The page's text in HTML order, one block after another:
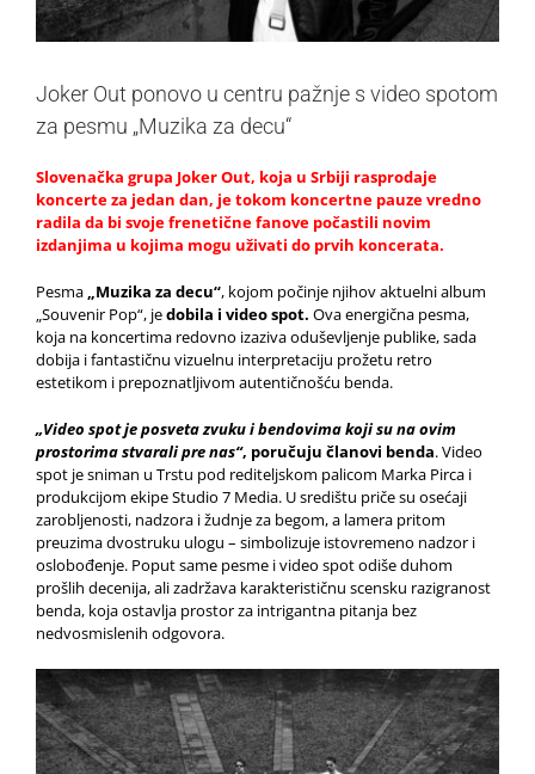
Joker Out ponovo u centru pažnje s video spotom
za pesmu „Muzika za decu“
Slovenačka grupa Joker Out, koja u Srbiji rasprodaje
koncerte za jedan dan, je tokom koncertne pauze vredno
radila da bi svoje frenetične fanove počastili novim
izdanjima u kojima mogu uživati do prvih koncerata.
Pesma „Muzika za decu“, kojom počinje njihov aktuelni album
„Souvenir Pop“, jedobila i video spot. Ova energična pesma,
koja na koncertima redovno izaziva oduševljenje publike, sada
dobija i fantastičnu vizuelnu interpretaciju prožetu retro
estetikom i prepoznatljivom autentičnošću benda.
„Video spot je posveta zvuku i bendovima koji suna ovim
prostorimastvaralipre nas“, poručuju članovi benda. Video
spot je sniman u Trstu pod rediteljskom palicom Marka Pirca i
produkcijom ekipe Studio 7 Media. U središtu priče su osećaji
zarobljenosti, nadzora i žudnje za begom, a lamera pritom
preuzima dvostruku ulogu – simbolizuje istovremeno nadzor i
oslobođenje. Poput same pesme i video spot odiše duhom
prošlih decenija, ali zadržava karakterističnu scensku razigranost
benda, koja ostavlja prostor za intrigantna pitanja bez
nedvosmislenih odgovora.